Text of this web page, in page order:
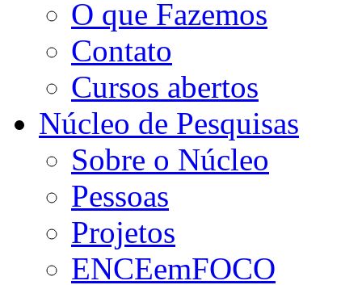
O que Fazemos
Contato
Cursos abertos
Núcleo de Pesquisas
Sobre o Núcleo
Pessoas
Projetos
ENCEemFOCO